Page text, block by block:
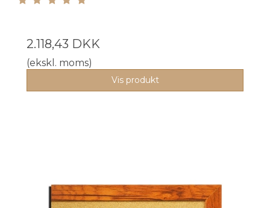
2.118,43 DKK
(ekskl. moms)
Vis produkt